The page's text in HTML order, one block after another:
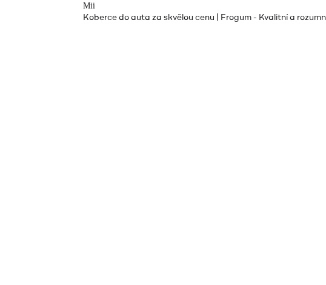
Mii
Koberce do auta za skvělou cenu | Frogum - Kvalitní a